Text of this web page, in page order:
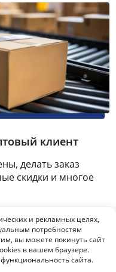
клиент
делать заказ
скидки и многое
и рекламных целях,
потребностям
вы можете покинуть сайт
в вашем браузере.
сайта.